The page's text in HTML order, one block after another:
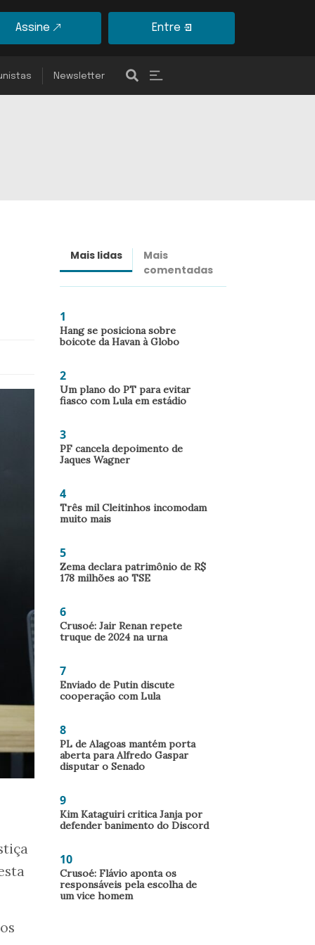
Assine Entre
Newsletter
Mais lidas
Mais
comentadas
1
Hang se posiciona sobre
boicote da Havan à Globo
2
Um plano do PT para evitar
fiasco com Lula em estádio
3
PF cancela depoimento de
Jaques Wagner
4
Três mil Cleitinhos incomodam
muito mais
5
Zema declara patrimônio de R$
178 milhões ao TSE
6
Crusoé: Jair Renan repete
truque de 2024 na urna
7
Enviado de Putin discute
cooperação com Lula
8
PL de Alagoas mantém porta
aberta para Alfredo Gaspar
disputar o Senado
9
Kim Kataguiri critica Janja por
defender banimento do Discord
10
Crusoé: Flávio aponta os
responsáveis pela escolha de
um vice homem